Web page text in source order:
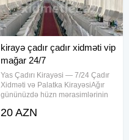
kirayə çadır çadır xidməti vip
mağar 24/7
Yas Çadırı Kirayəsi — 7/24 Çadır
Xidməti və Palatka KirayəsiAğır
gününüzdə hüzn mərasimlərinin
təşkili üçün peşəkar çadır xidməti
20 AZN